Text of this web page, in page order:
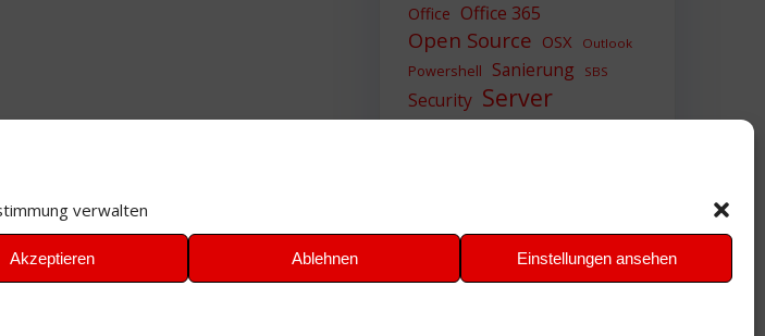
verwalten
Akzeptieren Ablehnen Einstellungen ansehen
Office Office 365
Open Source OSX Outlook
Powershell Sanierung SBS
Security Server
Sicherheit SIEM
VMWare VPN WAZUH
Windows Zertifikat